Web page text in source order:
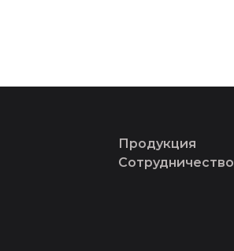
Продукция
Сотрудничество